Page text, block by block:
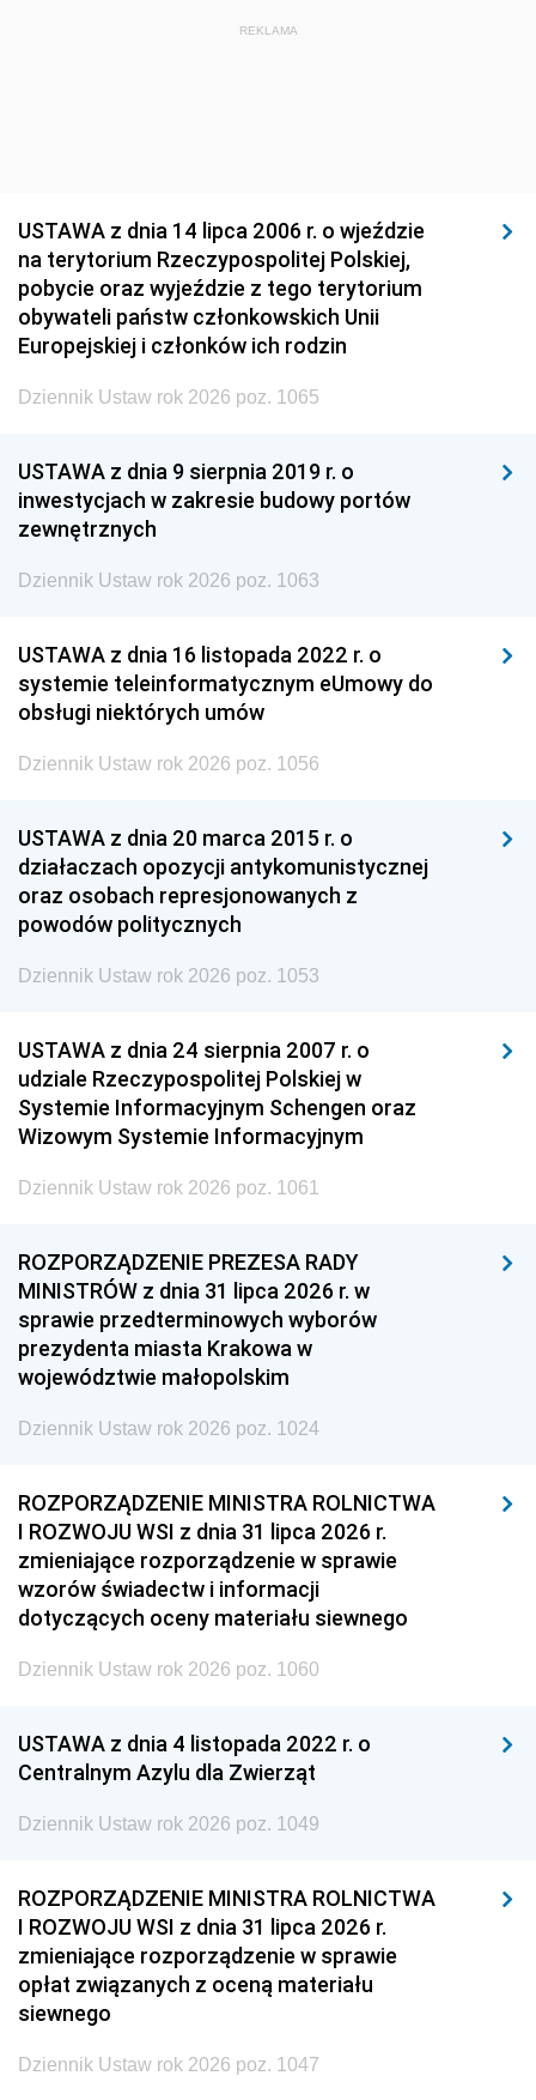
REKLAMA
USTAWA z dnia 14 lipca 2006 r. o wjeździe
na terytorium Rzeczypospolitej Polskiej,
pobycie oraz wyjeździe z tego terytorium
obywateli państw członkowskich Unii
Europejskiej i członków ich rodzin
Dziennik Ustaw rok 2026 poz. 1065
USTAWA z dnia 9 sierpnia 2019 r. o
inwestycjach w zakresie budowy portów
zewnętrznych
Dziennik Ustaw rok 2026 poz. 1063
USTAWA z dnia 16 listopada 2022 r. o
systemie teleinformatycznym eUmowy do
obsługi niektórych umów
Dziennik Ustaw rok 2026 poz. 1056
USTAWA z dnia 20 marca 2015 r. o
działaczach opozycji antykomunistycznej
oraz osobach represjonowanych z
powodów politycznych
Dziennik Ustaw rok 2026 poz. 1053
USTAWA z dnia 24 sierpnia 2007 r. o
udziale Rzeczypospolitej Polskiej w
Systemie Informacyjnym Schengen oraz
Wizowym Systemie Informacyjnym
Dziennik Ustaw rok 2026 poz. 1061
ROZPORZĄDZENIE PREZESA RADY
MINISTRÓW z dnia 31 lipca 2026 r. w
sprawie przedterminowych wyborów
prezydenta miasta Krakowa w
województwie małopolskim
Dziennik Ustaw rok 2026 poz. 1024
ROZPORZĄDZENIE MINISTRA ROLNICTWA
I ROZWOJU WSI z dnia 31 lipca 2026 r.
zmieniające rozporządzenie w sprawie
wzorów świadectw i informacji
dotyczących oceny materiału siewnego
Dziennik Ustaw rok 2026 poz. 1060
USTAWA z dnia 4 listopada 2022 r. o
Centralnym Azylu dla Zwierząt
Dziennik Ustaw rok 2026 poz. 1049
ROZPORZĄDZENIE MINISTRA ROLNICTWA
I ROZWOJU WSI z dnia 31 lipca 2026 r.
zmieniające rozporządzenie w sprawie
opłat związanych z oceną materiału
siewnego
Dziennik Ustaw rok 2026 poz. 1047